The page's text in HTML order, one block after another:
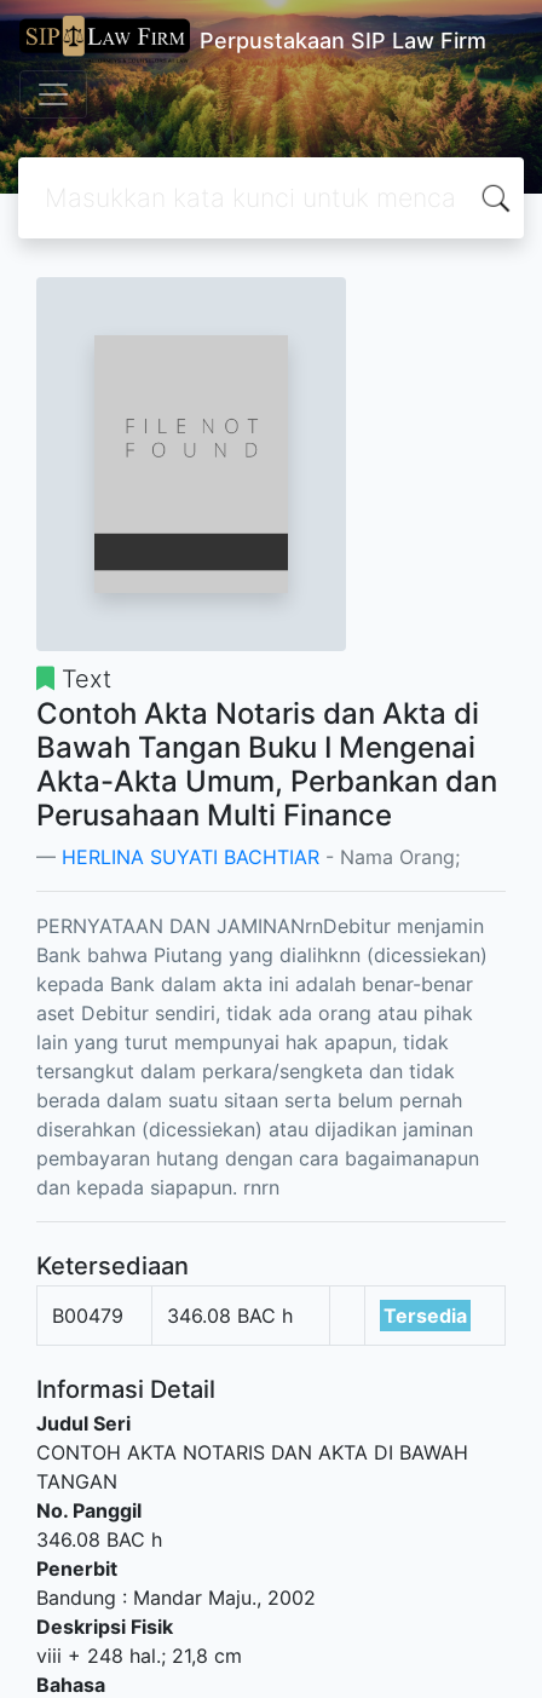
Perpustakaan SIP Law Firm
Text
Contoh Akta Notaris dan Akta di
Bawah Tangan Buku I Mengenai
Akta-Akta Umum, Perbankan dan
Perusahaan Multi Finance
HERLINA SUYATI BACHTIAR - Nama Orang;
PERNYATAAN DAN JAMINANrnDebitur menjamin
Bank bahwa Piutang yang dialihknn (dicessiekan)
kepada Bank dalam akta ini adalah benar-benar
aset Debitur sendiri, tidak ada orang atau pihak
lain yang turut mempunyai hak apapun, tidak
tersangkut dalam perkara/sengketa dan tidak
berada dalam suatu sitaan serta belum pernah
diserahkan (dicessiekan) atau dijadikan jaminan
pembayaran hutang dengan cara bagaimanapun
dan kepada siapapun. rnrn
Ketersediaan
B00479 346.08 BAC h Tersedia
Informasi Detail
Judul Seri
CONTOH AKTA NOTARIS DAN AKTA DI BAWAH
TANGAN
No. Panggil
346.08 BAC h
Penerbit
Bandung : Mandar Maju., 2002
Deskripsi Fisik
viii + 248 hal.; 21,8 cm
Bahasa